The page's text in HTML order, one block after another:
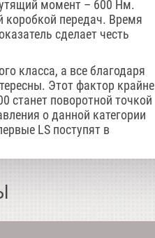
момент – 600 Нм.
коробкой передач. Время
сделает честь
класса, а все благодаря
Этот фактор крайне
станет поворотной точкой
о данной категории
LS поступят в